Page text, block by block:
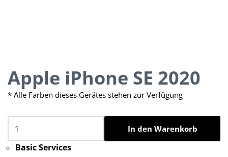
Apple iPhone SE 2020
* Alle Farben dieses Gerätes stehen zur Verfügung
In den Warenkorb
Basic Services